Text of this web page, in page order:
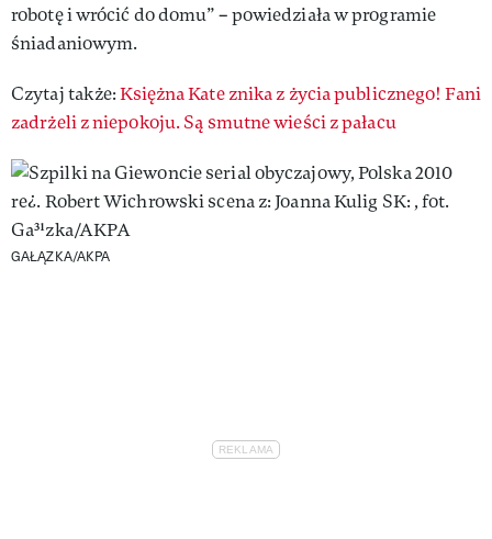
robotę i wrócić do domu” – powiedziała w programie
śniadaniowym.
Czytaj także:Księżna Kate znika z życia publicznego! Fani
zadrżeli z niepokoju. Są smutne wieści z pałacu
GAŁĄZKA/AKPA